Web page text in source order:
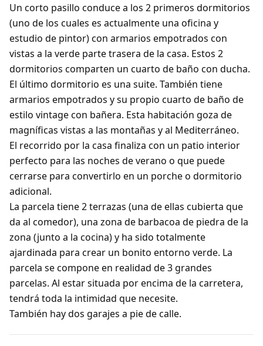
Un corto pasillo conduce a los 2 primeros dormitorios
(uno de los cuales es actualmente una oficina y
estudio de pintor) con armarios empotrados con
vistas a la verde parte trasera de la casa. Estos 2
dormitorios comparten un cuarto de baño con ducha.
El último dormitorio es una suite. También tiene
armarios empotrados y su propio cuarto de baño de
estilo vintage con bañera. Esta habitación goza de
magníficas vistas a las montañas y al Mediterráneo.
El recorrido por la casa finaliza con un patio interior
perfecto para las noches de verano o que puede
cerrarse para convertirlo en un porche o dormitorio
adicional.
La parcela tiene 2 terrazas (una de ellas cubierta que
da al comedor), una zona de barbacoa de piedra de la
zona (junto a la cocina) y ha sido totalmente
ajardinada para crear un bonito entorno verde. La
parcela se compone en realidad de 3 grandes
parcelas. Al estar situada por encima de la carretera,
tendrá toda la intimidad que necesite.
También hay dos garajes a pie de calle.